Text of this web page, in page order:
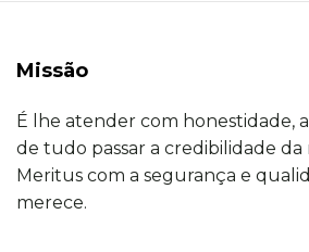
Missão
É lhe atender com honestidade,
de tudo passar a credibilidade
Meritus com a segurança e
merece.